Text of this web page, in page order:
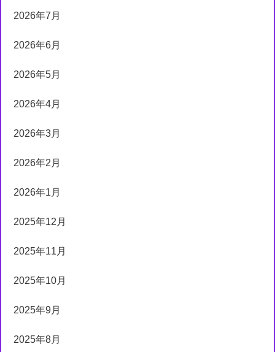
2026年7月
2026年6月
2026年5月
2026年4月
2026年3月
2026年2月
2026年1月
2025年12月
2025年11月
2025年10月
2025年9月
2025年8月